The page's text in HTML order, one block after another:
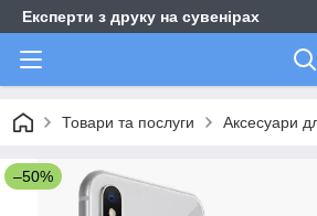
Експерти з друку на сувенірах
Товари та послуги Аксесуари
–50%